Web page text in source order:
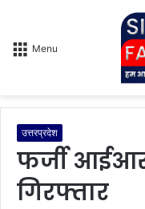
Menu
उत्तरप्रदेश
फर्जी
गिरफ्तार